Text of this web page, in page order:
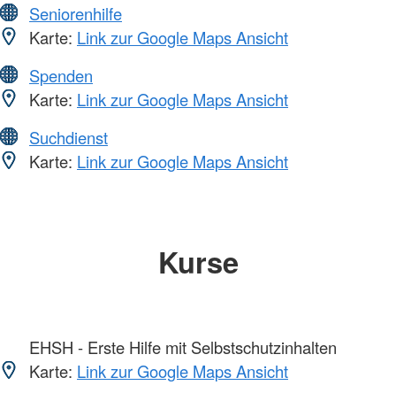
Seniorenhilfe
Karte: Link zur Google Maps Ansicht
Spenden
Karte: Link zur Google Maps Ansicht
Suchdienst
Karte: Link zur Google Maps Ansicht
Kurse
EHSH - Erste Hilfe mit Selbstschutzinhalten
Karte: Link zur Google Maps Ansicht